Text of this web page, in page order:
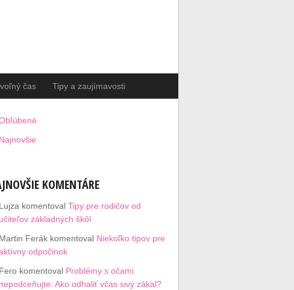
čas Tipy a zaujímavosti
Najnovšie
KOMENTÁRE
Lujza komentoval Tipy pre rodičov od
učiteľov základných škôl
Martin Ferák komentoval Niekoľko tipov pre
odpočinok
Fero komentoval Problémy s očami
nepodceňujte: Ako odhaliť včas sivý zákal?